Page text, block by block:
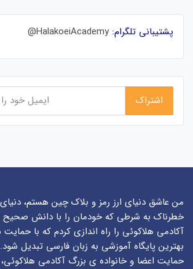
پشتیبانی تلگرام: HalakoeiAcademy@
من عاشق دنیای ارز رمز و بلاک چین هستم،
خطرناک به شرطی که خودمان را با دانش صحیح و
آکادمی هلاکوئی را راه اندازی کردم که با
بهترین پایگاه آموزشی به زبان فارسی تبدیل شود.
حمایت اعضا و خانواده ی بزرگ آکادمی